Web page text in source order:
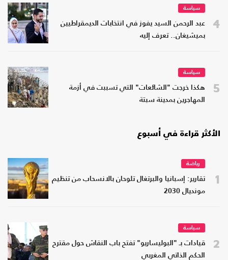
4
سياسة
عبد الرحمن السيد يفوز في انتخابات الديمقراطيين
بميشيغان.. تعرف إليه
5
سياسة
هكذا خرجت "الشائعات" التي تسببت في أزمة
المهاجرين بمدينة سبتة
الأكثر قراءة في أسبوع
1
رياضة
تقارير: إسبانيا والبرتغال تلوحان بالانسحاب من تنظيم
مونديال 2030
2
سياسة
قيادات بـ "البوليساريو" تفتح باب النقاش حول مقترح
الحكم الذاتي المغربي